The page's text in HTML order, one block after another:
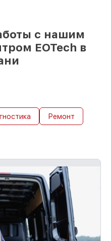
с нашим
EOTech в
Ремонт